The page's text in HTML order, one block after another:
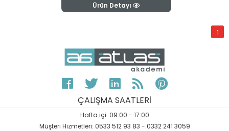
Ürün Detayı
1
ÇALIŞMA SAATLERİ
Hafta içi: 09:00 - 17:00
Müşteri Hizmetleri: 0533 512 93 83 - 0332 241 3059